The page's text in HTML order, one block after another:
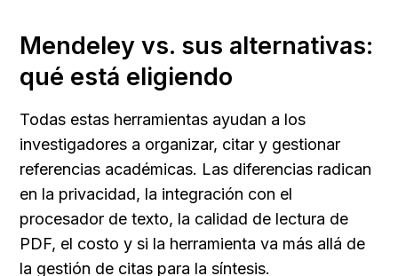
Mendeley vs. sus alternativas:
qué está eligiendo
Todas estas herramientas ayudan a los
investigadores a organizar, citar y gestionar
referencias académicas. Las diferencias radican
en la privacidad, la integración con el
procesador de texto, la calidad de lectura de
PDF, el costo y si la herramienta va más allá de
la gestión de citas para la síntesis.